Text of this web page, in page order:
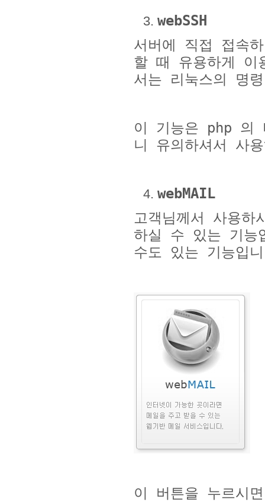
webSSH
서버에 직접 접속
할 때 유용하게 이
서는 리눅스의 명
이 기능은 php 의
니 유의하셔서 사
webMAIL
고객님께서 사용하
하실 수 있는 기능
수도 있는 기능입
이 버튼을 누르시